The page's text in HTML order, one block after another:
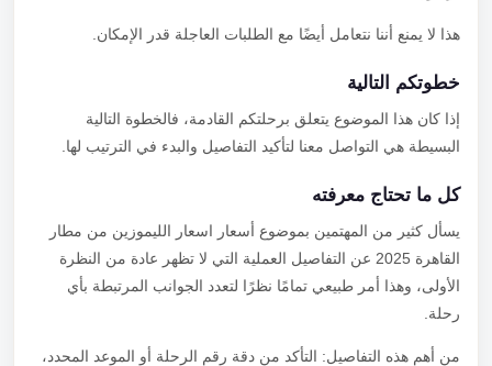
هذا لا يمنع أننا نتعامل أيضًا مع الطلبات العاجلة قدر الإمكان.
خطوتكم التالية
إذا كان هذا الموضوع يتعلق برحلتكم القادمة، فالخطوة التالية
البسيطة هي التواصل معنا لتأكيد التفاصيل والبدء في الترتيب لها.
كل ما تحتاج معرفته
يسأل كثير من المهتمين بموضوع أسعار اسعار الليموزين من مطار
القاهرة 2025 عن التفاصيل العملية التي لا تظهر عادة من النظرة
الأولى، وهذا أمر طبيعي تمامًا نظرًا لتعدد الجوانب المرتبطة بأي
رحلة.
من أهم هذه التفاصيل: التأكد من دقة رقم الرحلة أو الموعد المحدد،